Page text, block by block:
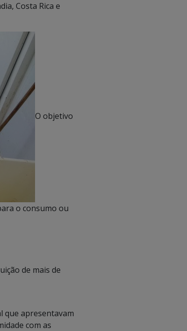
Costa Rica e
O objetivo
o consumo ou
de mais de
que apresentavam
com as